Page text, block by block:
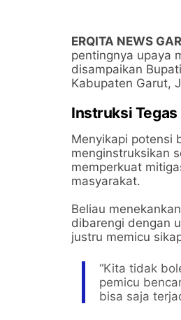
ERQITA NEWS
pentingnya upaya
disampaikan
Kabupaten Garut,
Instruksi
​Menyikapi potensi
menginstruksikan
memperkuat
masyarakat.
​Beliau
dibarengi dengan
justru memicu
​“Kita tidak
pemicu
bisa saja